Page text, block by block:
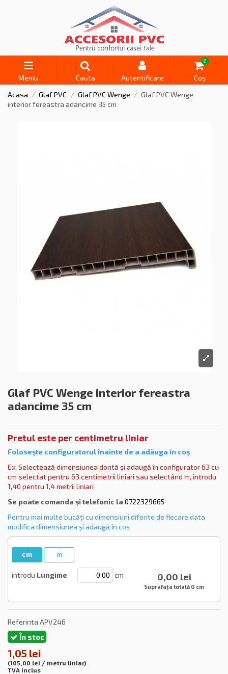
Meniu Cauta Autentificare
0
Coș
Acasa
Glaf PVC Glaf PVC Wenge
Glaf PVC Wenge
interior fereastra adancime 35 cm
Glaf PVC Wenge interior fereastra
adancime 35 cm
Pretul este per centimetru liniar
Folosește configuratorul înainte de a adăuga în coș
Ex: Selectează dimensiunea dorită și adaugă în configurator 63 cu
cm selectat pentru 63 centimetrii liniari sau selectând m, introdu
1,40 pentru 1,4 metrii liniari
Se poate comanda și telefonic la 0722329665
Pentru mai multe bucăți cu dimensiuni diferite de fiecare data
modifica dimensiunea și adaugă în coș
cm m
introdu Lungime cm 0,00 lei
Suprafața totală 0 cm
Referinta APV246
În stoc
1,05 lei
(105,00 lei / metru liniar)
TVA inclus